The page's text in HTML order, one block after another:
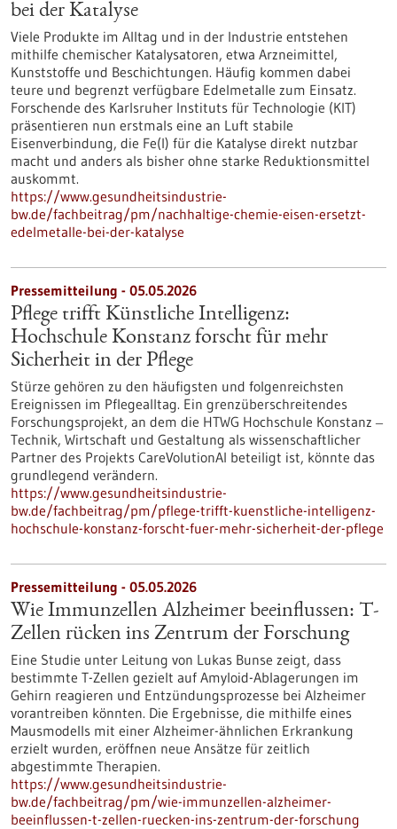
bei der Katalyse
Viele Produkte im Alltag und in der Industrie entstehen
mithilfe chemischer Katalysatoren, etwa Arzneimittel,
Kunststoffe und Beschichtungen. Häufig kommen dabei
teure und begrenzt verfügbare Edelmetalle zum Einsatz.
Forschende des Karlsruher Instituts für Technologie (KIT)
präsentieren nun erstmals eine an Luft stabile
Eisenverbindung, die Fe(I) für die Katalyse direkt nutzbar
macht und anders als bisher ohne starke Reduktionsmittel
auskommt.
https://www.gesundheitsindustrie-
bw.de/fachbeitrag/pm/nachhaltige-chemie-eisen-ersetzt-
edelmetalle-bei-der-katalyse
Pressemitteilung - 05.05.2026
Pflege trifft Künstliche Intelligenz:
Hochschule Konstanz forscht für mehr
Sicherheit in der Pflege
Stürze gehören zu den häufigsten und folgenreichsten
Ereignissen im Pflegealltag. Ein grenzüberschreitendes
Forschungsprojekt, an dem die HTWG Hochschule Konstanz ‒
Technik, Wirtschaft und Gestaltung als wissenschaftlicher
Partner des Projekts CareVolutionAI beteiligt ist, könnte das
grundlegend verändern.
https://www.gesundheitsindustrie-
bw.de/fachbeitrag/pm/pflege-trifft-kuenstliche-intelligenz-
hochschule-konstanz-forscht-fuer-mehr-sicherheit-der-pflege
Pressemitteilung - 05.05.2026
Wie Immunzellen Alzheimer beeinflussen: T-
Zellen rücken ins Zentrum der Forschung
Eine Studie unter Leitung von Lukas Bunse zeigt, dass
bestimmte T-Zellen gezielt auf Amyloid-Ablagerungen im
Gehirn reagieren und Entzündungsprozesse bei Alzheimer
vorantreiben könnten. Die Ergebnisse, die mithilfe eines
Mausmodells mit einer Alzheimer-ähnlichen Erkrankung
erzielt wurden, eröffnen neue Ansätze für zeitlich
abgestimmte Therapien.
https://www.gesundheitsindustrie-
bw.de/fachbeitrag/pm/wie-immunzellen-alzheimer-
beeinflussen-t-zellen-ruecken-ins-zentrum-der-forschung